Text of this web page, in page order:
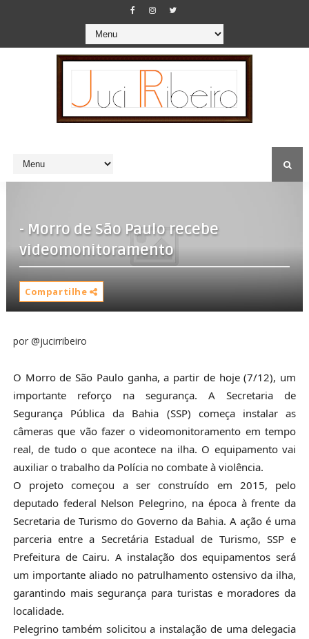
- Morro de São Paulo recebe
videomonitoramento
Compartilhe
por @jucirribeiro
O Morro de São Paulo ganha, a partir de hoje (7/12), um
importante reforço na segurança. A Secretaria de
Segurança Pública da Bahia (SSP) começa instalar as
câmeras que vão fazer o videomonitoramento em tempo
real, de tudo o que acontece na ilha. O equipamento vai
auxiliar o trabalho da Polícia no combate à violência.
O projeto começou a ser construído em 2015, pelo
deputado federal Nelson Pelegrino, na época à frente da
Secretaria de Turismo do Governo da Bahia. A ação é uma
parceria entre a Secretária Estadual de Turismo, SSP e
Prefeitura de Cairu. A instalação dos equipamentos será
um importante aliado no patrulhamento ostensivo da ilha,
garantindo mais segurança para turistas e moradores da
localidade.
Pelegrino também solicitou a instalação de uma delegacia